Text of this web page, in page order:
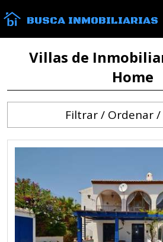
BUSCA INMOBILIARIAS
Villas de
Home
Filtrar / Ordenar /